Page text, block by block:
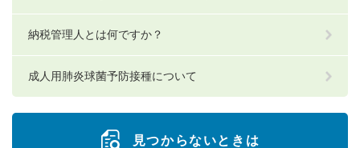
納税管理人とは何ですか？
成人用肺炎球菌予防接種について
見つからないときは